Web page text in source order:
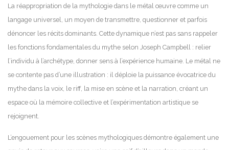
La réappropriation de la mythologie dans le métal œuvre comme un
langage universel, un moyen de transmettre, questionner et parfois
dénoncer les récits dominants. Cette dynamique n’est pas sans rappeler
les fonctions fondamentales du mythe selon Joseph Campbell : relier
l’individu à l’archétype, donner sens à l’expérience humaine. Le métal ne
se contente pas d’une illustration : il déploie la puissance évocatrice du
mythe dans la voix, le riff, la mise en scène et la narration, créant un
espace où la mémoire collective et l’expérimentation artistique se
rejoignent.
L’engouement pour les scènes mythologiques démontre également une